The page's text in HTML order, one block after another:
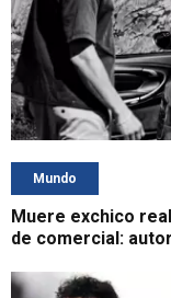
Mundo
Muere exchico
de comercial: